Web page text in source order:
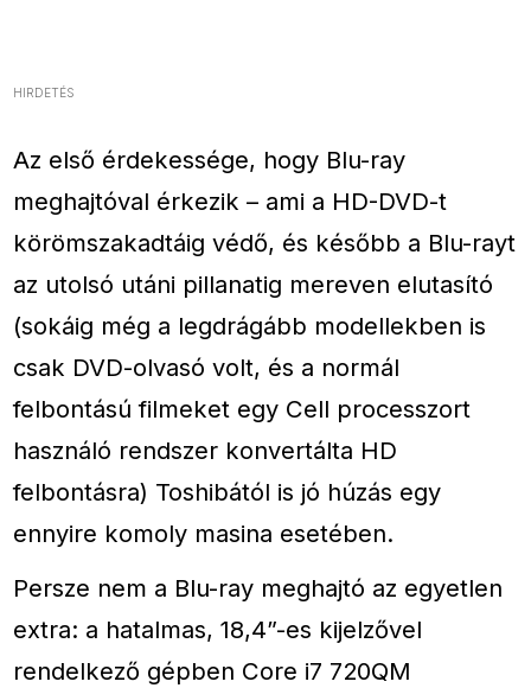
HIRDETÉS
Az első érdekessége, hogy Blu-ray
meghajtóval érkezik – ami a HD-DVD-t
körömszakadtáig védő, és később a Blu-rayt
az utolsó utáni pillanatig mereven elutasító
(sokáig még a legdrágább modellekben is
csak DVD-olvasó volt, és a normál
felbontású filmeket egy Cell processzort
használó rendszer konvertálta HD
felbontásra) Toshibától is jó húzás egy
ennyire komoly masina esetében.
Persze nem a Blu-ray meghajtó az egyetlen
extra: a hatalmas, 18,4”-es kijelzővel
rendelkező gépben Core i7 720QM